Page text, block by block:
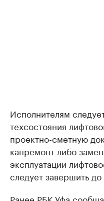
Исполнителям
техсостояния
проектно-сметную
капремонт либо
эксплуатации
следует завершить